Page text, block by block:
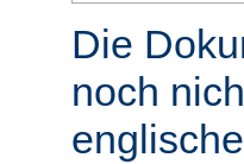
Die
noch